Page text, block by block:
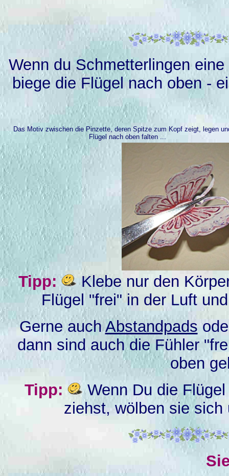
Wenn du Schmetterlingen
biege die Flügel nach oben -
Das Motiv zwischen die Pinzette, deren Spitze zum Kopf zeigt, legen
Flügel nach oben falten ...
Tipp:
Klebe nur den
Flügel "frei" in der Luft
Gerne auchAbstandpads
dann sind auch die Fühler
oben
Tipp:
Wenn Du die
ziehst, wölben sie